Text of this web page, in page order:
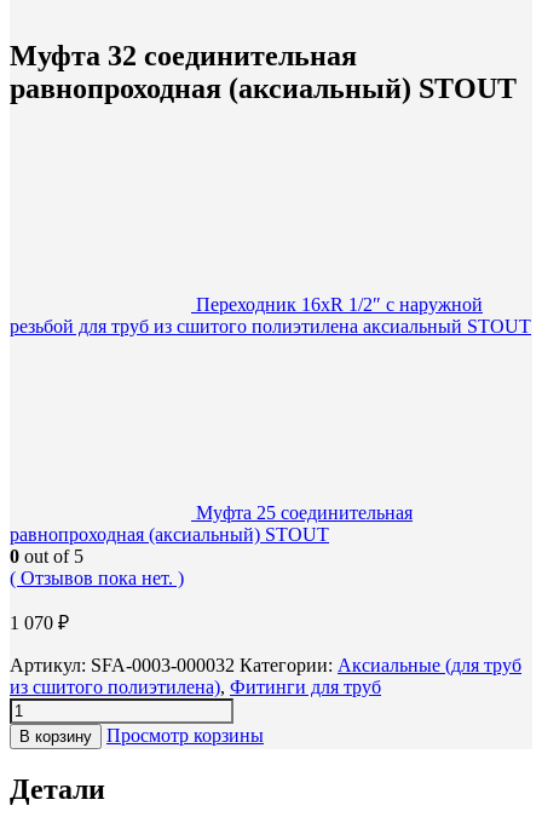
Муфта 32 соединительная
равнопроходная (аксиальный) STOUT
Переходник 16xR 1/2″ с наружной
резьбой для труб из сшитого полиэтилена аксиальный STOUT
Муфта 25 соединительная
равнопроходная (аксиальный) STOUT
0 out of 5
( Отзывов пока нет. )
1 070 ₽
Артикул: SFA-0003-000032 Категории: Аксиальные (для труб
из сшитого полиэтилена), Фитинги для труб
В корзину Просмотр корзины
Детали